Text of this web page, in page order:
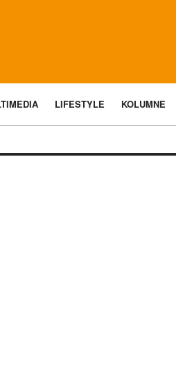
LIFESTYLE KOLUMNE